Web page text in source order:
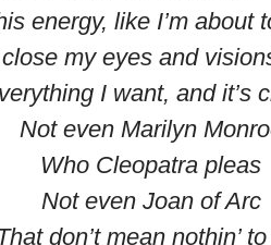
energy, like I’m about
my eyes and
I want, and it’s
Not even Marilyn
Who Cleopatra pleas
Not even Joan of Arc
don’t mean nothin’